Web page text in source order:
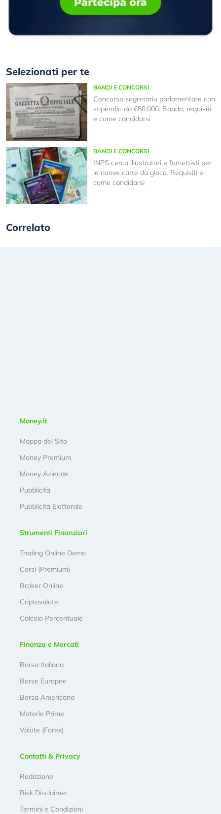
Selezionati per te
BANDI E CONCORSI
Concorso segretario parlamentare con
stipendio da €50.000. Bando, requisiti
e come candidarsi
BANDI E CONCORSI
INPS cerca illustratori e fumettisti per
le nuove carte da gioco. Requisiti e
come candidarsi
Correlato
Money.it
Mappa del Sito
Money Premium
Money Aziende
Pubblicità
Pubblicità Elettorale
Strumenti Finanziari
Trading Online Demo
Corsi (Premium)
Broker Online
Criptovalute
Calcolo Percentuale
Finanza e Mercati
Borsa Italiana
Borse Europee
Borsa Americana
Materie Prime
Valute (Forex)
Contatti & Privacy
Redazione
Risk Disclaimer
Termini e Condizioni